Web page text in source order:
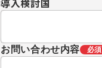
導入検討国
お問い合わせ内容 必須